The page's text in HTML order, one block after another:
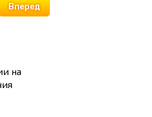
Вперед
на